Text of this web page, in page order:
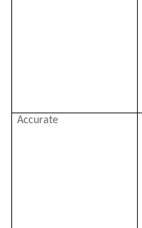
Accurate